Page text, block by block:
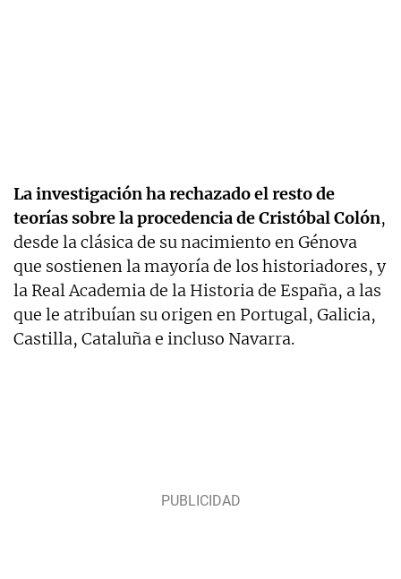
La investigación ha rechazado el resto de
teorías sobre la procedencia de Cristóbal Colón,
desde la clásica de su nacimiento en Génova
que sostienen la mayoría de los historiadores, y
la Real Academia de la Historia de España, a las
que le atribuían su origen en Portugal, Galicia,
Castilla, Cataluña e incluso Navarra.